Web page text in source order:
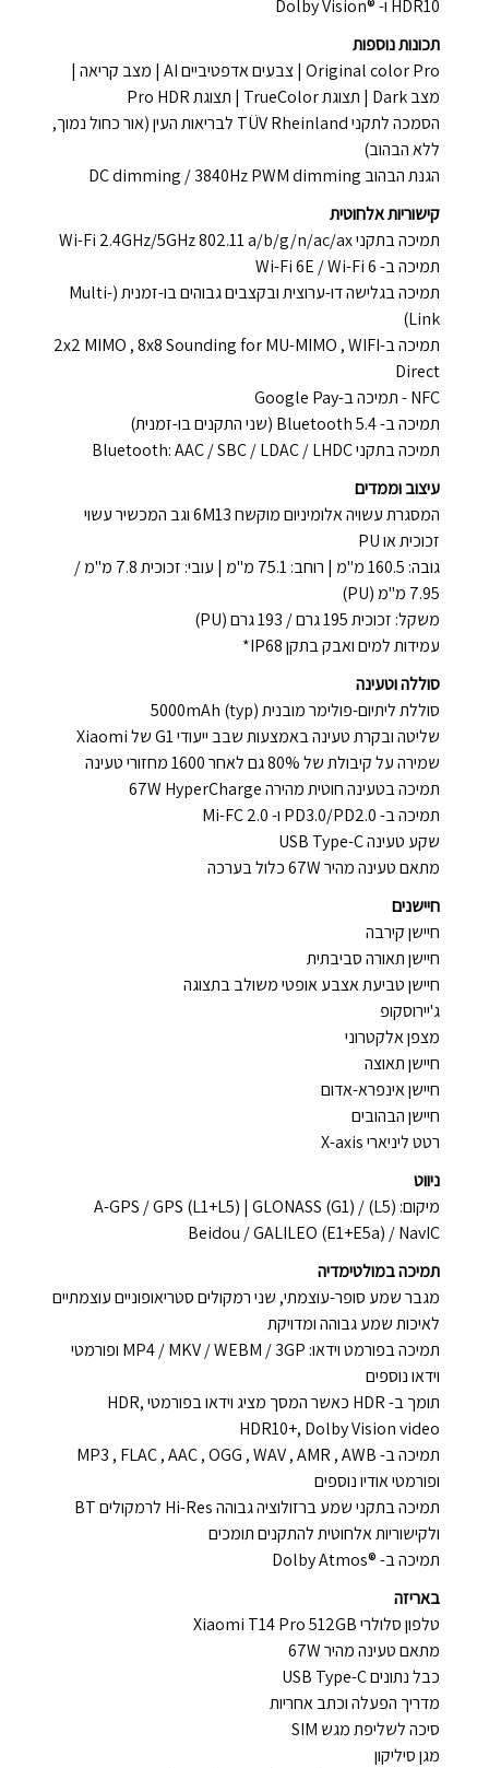
HDR10 ו- ®Dolby Vision
תכונות נוספות
Original color Pro | צבעים אדפטיביים AI | מצב קריאה |
מצב Dark | תצוגת TrueColor | תצוגת Pro HDR
הסמכה לתקני TÜV Rheinland לבריאות העין (אור כחול נמוך,
ללא הבהוב)
הגנת הבהוב DC dimming / 3840Hz PWM dimming
קישוריות אלחוטית
תמיכה בתקני Wi-Fi 2.4GHz/5GHz 802.11 a/b/g/n/ac/ax
תמיכה ב- Wi-Fi 6E / Wi-Fi 6
תמיכה בגלישה דו-ערוצית ובקצבים גבוהים בו-זמנית (Multi-
Link)
תמיכה ב-2x2 MIMO , 8x8 Sounding for MU-MIMO , WIFI
Direct
NFC - תמיכה ב-Google Pay
תמיכה ב- Bluetooth 5.4 (שני התקנים בו-זמנית)
תמיכה בתקני Bluetooth: AAC / SBC / LDAC / LHDC
עיצוב וממדים
המסגרת עשויה אלומיניום מוקשח 6M13 וגב המכשיר עשוי
זכוכית או PU
גובה: 160.5 מ"מ | רוחב: 75.1 מ"מ | עובי: זכוכית 7.8 מ"מ /
7.95 מ"מ (PU)
משקל: זכוכית 195 גרם / 193 גרם (PU)
עמידות למים ואבק בתקן IP68*
סוללה וטעינה
סוללת ליתיום-פולימר מובנית 5000mAh (typ)
שליטה ובקרת טעינה באמצעות שבב ייעודי G1 של Xiaomi
שמירה על קיבולת של 80% גם לאחר 1600 מחזורי טעינה
תמיכה בטעינה חוטית מהירה 67W HyperCharge
תמיכה ב- PD3.0/PD2.0 ו- Mi-FC 2.0
שקע טעינה USB Type-C
מתאם טעינה מהיר 67W כלול בערכה
חיישנים
חיישן קירבה
חיישן תאורה סביבתית
חיישן טביעת אצבע אופטי משולב בתצוגה
ג'יירוסקופ
מצפן אלקטרוני
חיישן תאוצה
חיישן אינפרא-אדום
חיישן הבהובים
רטט ליניארי X-axis
ניווט
מיקום: (L5) A-GPS / GPS (L1+L5) | GLONASS (G1) /
Beidou / GALILEO (E1+E5a) / NavIC
תמיכה במולטימדיה
מגבר שמע סופר-עוצמתי, שני רמקולים סטריאופוניים עוצמתיים
לאיכות שמע גבוהה ומדויקת
תמיכה בפורמט וידאו: MP4 / MKV / WEBM / 3GP ופורמטי
וידאו נוספים
תומך ב- HDR כאשר המסך מציג וידאו בפורמטי HDR,
HDR10+, Dolby Vision video
תמיכה ב- MP3 , FLAC , AAC , OGG , WAV , AMR , AWB
ופורמטי אודיו נוספים
תמיכה בתקני שמע ברזולוציה גבוהה Hi-Res לרמקולים BT
ולקישוריות אלחוטית להתקנים תומכים
תמיכה ב- ®Dolby Atmos
באריזה
טלפון סלולרי Xiaomi T14 Pro 512GB
מתאם טעינה מהיר 67W
כבל נתונים USB Type-C
מדריך הפעלה וכתב אחריות
סיכה לשליפת מגש SIM
מגן סיליקון